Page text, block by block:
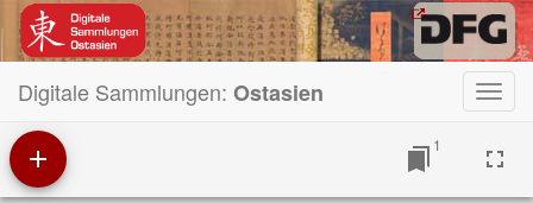
Digitale Sammlungen: Ostasien
1